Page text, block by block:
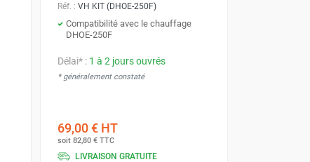
Réf. : VH KIT (DHOE-250F)
Compatibilité avec le chauffage
DHOE-250F
Délai* : 1 à 2 jours ouvrés
* généralement constaté
69,00 €HT
soit 82,80 €TTC
LIVRAISON GRATUITE